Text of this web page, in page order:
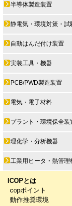
半導体製造装置
静電気・環境対策・試
自動はんだ付け装置
実装工具・機器
PCB/PWD製造装置
電気・電子材料
プラント・環境保全装
理化学・分析機器
工業用ヒータ・熱管理
ICOPとは
copポイント
動作推奨環境